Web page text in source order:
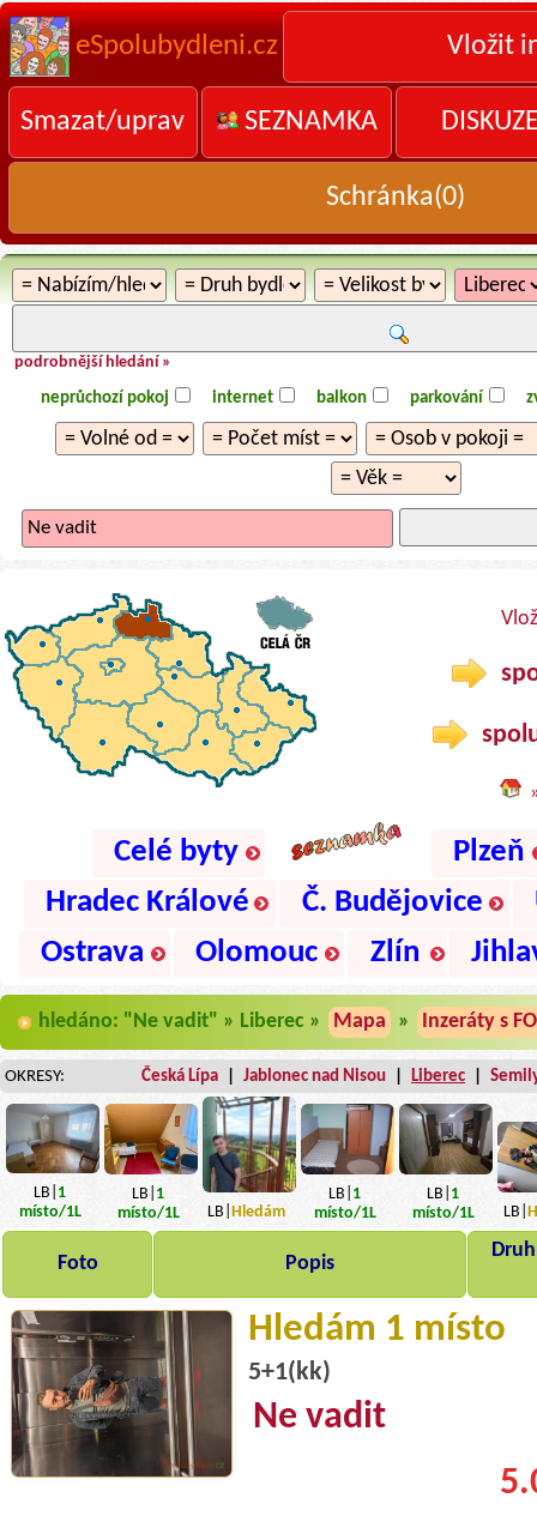
eSpolubydleni.cz Vložit
Smazat/uprav SEZNAMKA
Schránka(0)
podrobnější hledání »
neprůchozí pokoj internet balkon parkování
Celé byty
Plzeň
Hradec Králové
Č. Budějovice
Ostrava
Olomouc Zlín
hledáno: "Ne vadit" » Liberec » Mapa » Inzeráty s
OKRESY: Česká Lípa Jablonec nad Nisou Liberec
LB| 1
místo/1L
LB| 1
místo/1L LB| Hledám
LB| 1
místo/1L
LB| 1
místo/1L LB|
Foto Popis
Hledám 1 místo
5+1(kk)
Ne vadit